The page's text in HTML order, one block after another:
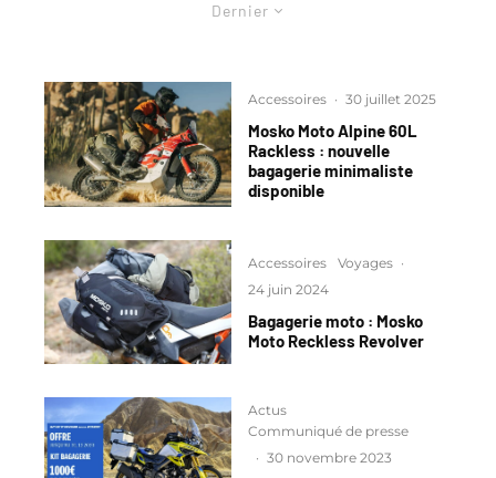
Dernier
Accessoires · 30 juillet 2025
Mosko Moto Alpine 60L
Rackless : nouvelle
bagagerie minimaliste
disponible
Accessoires Voyages ·
24 juin 2024
Bagagerie moto : Mosko
Moto Reckless Revolver
Actus
Communiqué de presse
· 30 novembre 2023